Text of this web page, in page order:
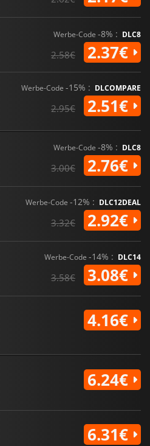
Werbe-Code -8% : DLC8
2.58€ 2.37€
Werbe-Code -15% : DLCOMPARE
2.95€ 2.51€
Werbe-Code -8% : DLC8
3.00€ 2.76€
Werbe-Code -12% : DLC12DEAL
3.32€ 2.92€
Werbe-Code -14% : DLC14
3.58€ 3.08€
4.16€
6.24€
6.31€